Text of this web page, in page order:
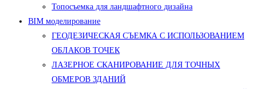
Топосъемка для ландшафтного дизайна
BIM моделирование
ГЕОДЕЗИЧЕСКАЯ СЪЕМКА С ИСПОЛЬЗОВАНИЕМ
ОБЛАКОВ ТОЧЕК
ЛАЗЕРНОЕ СКАНИРОВАНИЕ ДЛЯ ТОЧНЫХ
ОБМЕРОВ ЗДАНИЙ